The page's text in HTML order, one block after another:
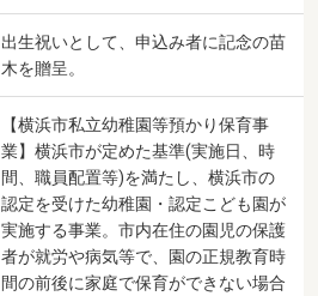
出生祝いとして、申込み者に記念の苗
木を贈呈。
【横浜市私立幼稚園等預かり保育事
業】横浜市が定めた基準(実施日、時
間、職員配置等)を満たし、横浜市の
認定を受けた幼稚園・認定こども園が
実施する事業。市内在住の園児の保護
者が就労や病気等で、園の正規教育時
間の前後に家庭で保育ができない場合